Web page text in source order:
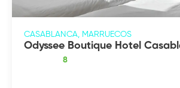
CASABLANCA, MARRUECOS
Odyssee Boutique Hotel
8